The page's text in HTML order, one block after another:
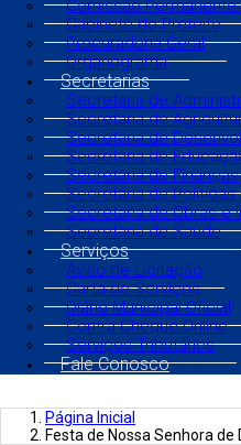
Comissão
Gabinete do Prefeito
Procuradoria Geral
Organograma
Secretarias
Secretaria de
Secretaria de
Secretaria de
Secretaria de
Secretaria de Finanças
Secretaria de Políticas
Secretaria de Obras e
Secretaria de Saúde
Serviços
Aviso de Licitação
Carta de Serviços
Diário Municipal Oficial
Contra Cheque Online
Serviços Tributários
Fale Conosco
Página Inicial
Festa de Nossa Senhora de